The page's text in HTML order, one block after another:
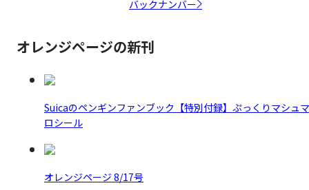
バックナンバー
オレンジページの新刊
Suicaのペンギンファンブック【特別付録】ぷっくりマシュマ
ロシール
オレンジページ 8/17号